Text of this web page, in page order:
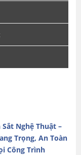
Nghệ Thuật –
Trọng, An Toàn
Công Trình